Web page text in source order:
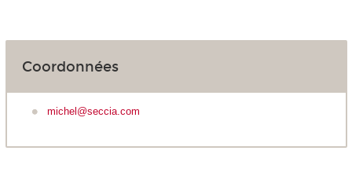
Coordonnées
michel@seccia.com